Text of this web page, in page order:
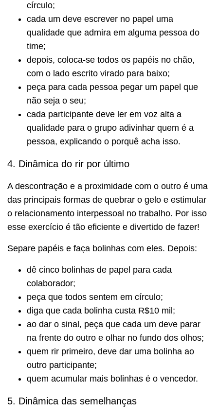
círculo;
cada um deve escrever no papel uma
qualidade que admira em alguma pessoa do
time;
depois, coloca-se todos os papéis no chão,
com o lado escrito virado para baixo;
peça para cada pessoa pegar um papel que
não seja o seu;
cada participante deve ler em voz alta a
qualidade para o grupo adivinhar quem é a
pessoa, explicando o porquê acha isso.
4. Dinâmica do rir por último
A descontração e a proximidade com o outro é uma
das principais formas de quebrar o gelo e estimular
o relacionamento interpessoal no trabalho. Por isso
esse exercício é tão eficiente e divertido de fazer!
Separe papéis e faça bolinhas com eles. Depois:
dê cinco bolinhas de papel para cada
colaborador;
peça que todos sentem em círculo;
diga que cada bolinha custa R$10 mil;
ao dar o sinal, peça que cada um deve parar
na frente do outro e olhar no fundo dos olhos;
quem rir primeiro, deve dar uma bolinha ao
outro participante;
quem acumular mais bolinhas é o vencedor.
5. Dinâmica das semelhanças